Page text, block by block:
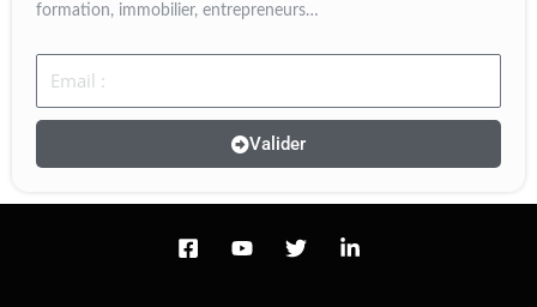
formation, immobilier, entrepreneurs…
Email
Valider